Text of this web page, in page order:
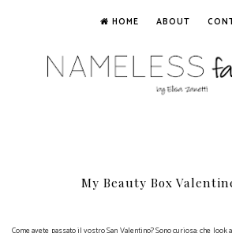
HOME ABOUT
My Beauty Box
Come avete passato il vostro San Valentino? Sono curiosa: che look